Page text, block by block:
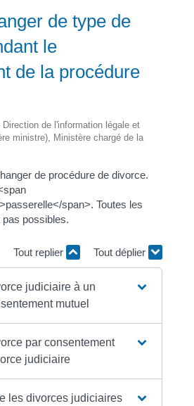
de type de
le
de la procédure
de l'information légale et
ministre), Ministère chargé de la
de procédure de divorce.
span>. Toutes les
possibles.
Tout replier Tout déplier
judiciaire à un
mutuel
par consentement
judiciaire
les divorces judiciaires